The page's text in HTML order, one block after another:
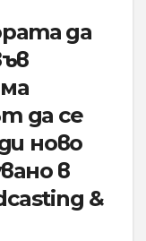
да
да се
ново
в
&